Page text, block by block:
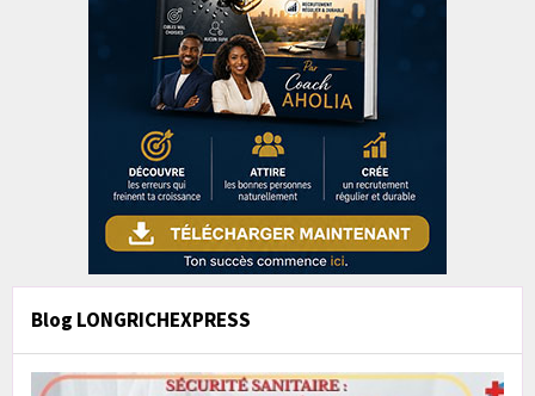
Blog LONGRICHEXPRESS